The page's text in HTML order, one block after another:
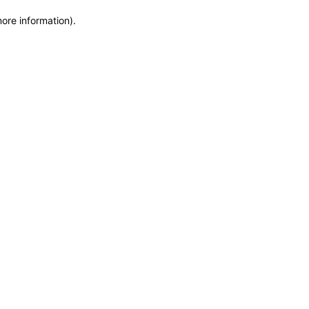
information).